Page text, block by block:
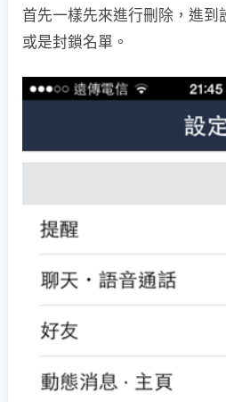
首先一樣先來進行刪除，進
或是封鎖名單。